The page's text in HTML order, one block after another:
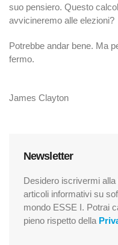
suo pensiero. Questo
avvicineremo alle elezioni?
Potrebbe andar bene. Ma
fermo.
James Clayton
Newsletter
Desidero iscrivermi
articoli informativi su
mondo ESSE I. Potrai
pieno rispetto della